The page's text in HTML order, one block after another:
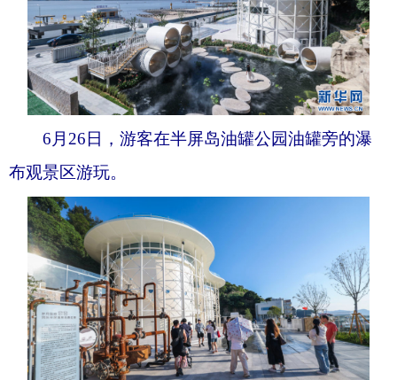
6月26日，游客在半屏岛油罐公园油罐旁的瀑
布观景区游玩。